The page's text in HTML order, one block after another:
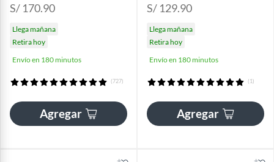
S/ 170.90
Llega mañana
Retira hoy
Envío en 180 minutos
(727)
Agregar
S/ 129.90
Llega mañana
Retira hoy
Envío en 180 minutos
(1)
Agregar